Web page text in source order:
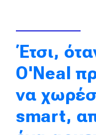
Απόψεις
Test Drive
Δοκιμή
Αποστολή
Έτσι,
O'Neal
να
smart,